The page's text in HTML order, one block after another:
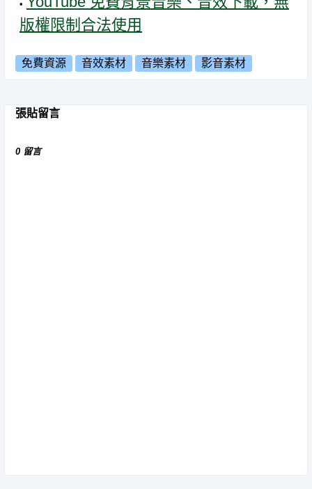
版權限制合法使用
免費資源 音效素材 音樂素材 影音素材
張貼留言
0 留言